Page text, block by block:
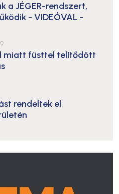
a JÉGER-rendszert,
- VIDEÓVAL -
miatt füsttel telítődött
rendeltek el